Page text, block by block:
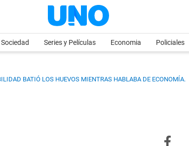
Sociedad Series y Películas Economia Policiales
BATIÓ LOS HUEVOS MIENTRAS HABLABA DE ECONOMÍA.